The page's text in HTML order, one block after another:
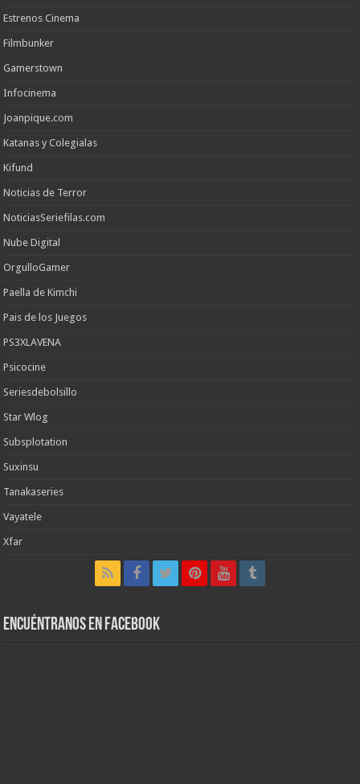
Estrenos Cinema
Filmbunker
Gamerstown
Infocinema
Joanpique.com
Katanas y Colegialas
Kifund
Noticias de Terror
NoticiasSeriefilas.com
Nube Digital
OrgulloGamer
Paella de Kimchi
Pais de los Juegos
PS3XLAVENA
Psicocine
Seriesdebolsillo
Star Wlog
Subsplotation
Suxinsu
Tanakaseries
Vayatele
Xfar
Encuéntranos en Facebook